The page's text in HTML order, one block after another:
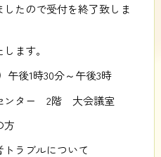
たので受付を終了致しま
ます。
午後1時30分～午後3時
ンター 2階 大会議室
方
ラブルについて